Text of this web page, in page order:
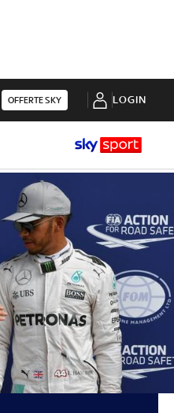
OFFERTE SKY LOGIN